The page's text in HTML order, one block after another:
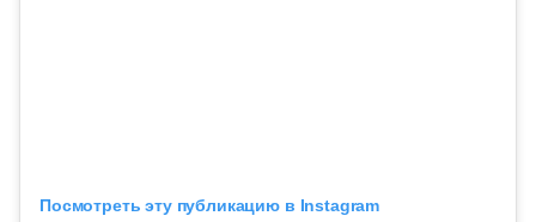
Посмотреть эту публикацию в Instagram